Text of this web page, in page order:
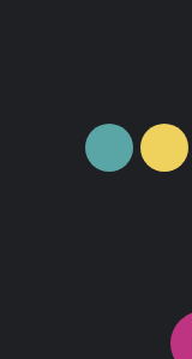
آپارات ایتا